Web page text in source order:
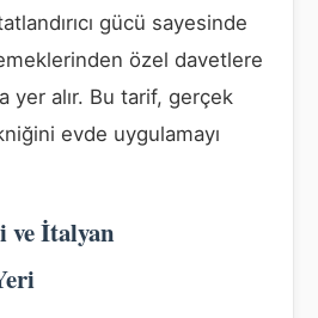
gücü sayesinde
özel davetlere
yer alır. Bu tarif, gerçek
evde uygulamayı
ve İtalyan